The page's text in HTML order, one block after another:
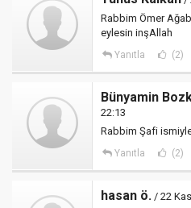
Rabbim Ömer
eylesin inşAllah
Yanıtla (2)
Bünyamin
22:13
Rabbim Şafi
Yanıtla (2)
hasan ö. / 22